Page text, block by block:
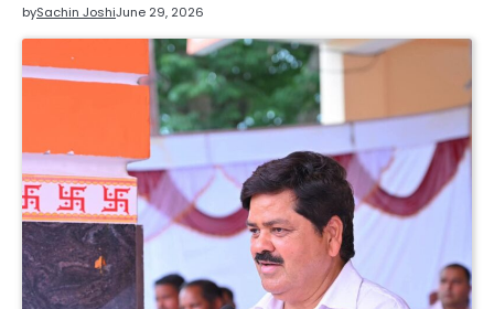
bySachin JoshiJune 29, 2026